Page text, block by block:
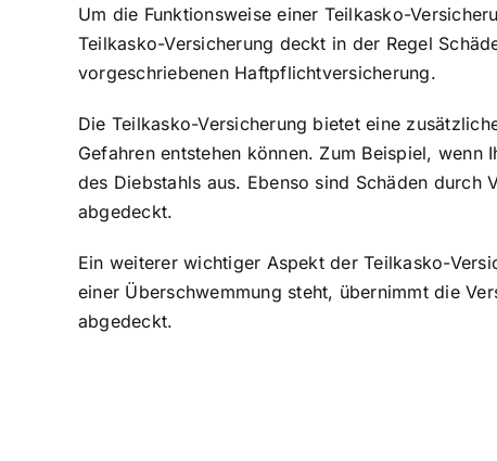
Um die Funktionsweise einer Teilkasko-
Teilkasko-Versicherung deckt in der Regel
vorgeschriebenen Haftpflichtversicherung.
Die Teilkasko-Versicherung bietet eine
Gefahren entstehen können. Zum Beispiel,
des Diebstahls aus. Ebenso sind Schäden
abgedeckt.
Ein weiterer wichtiger Aspekt der Teilkasko-
einer Überschwemmung steht, übernimmt die
abgedeckt.